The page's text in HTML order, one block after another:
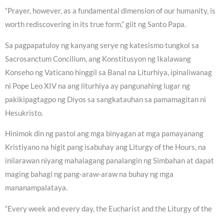
“Prayer, however, as a fundamental dimension of our humanity, is
worth rediscovering in its true form,” giit ng Santo Papa.
Sa pagpapatuloy ng kanyang serye ng katesismo tungkol sa
Sacrosanctum Concilium, ang Konstitusyon ng Ikalawang
Konseho ng Vaticano hinggil sa Banal na Liturhiya, ipinaliwanag
ni Pope Leo XIV na ang liturhiya ay pangunahing lugar ng
pakikipagtagpo ng Diyos sa sangkatauhan sa pamamagitan ni
Hesukristo.
Hinimok din ng pastol ang mga binyagan at mga pamayanang
Kristiyano na higit pang isabuhay ang Liturgy of the Hours, na
inilarawan niyang mahalagang panalangin ng Simbahan at dapat
maging bahagi ng pang-araw-araw na buhay ng mga
mananampalataya.
“Every week and every day, the Eucharist and the Liturgy of the